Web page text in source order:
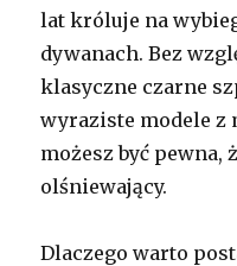
lat króluje na
dywanach. Bez
klasyczne czarne
wyraziste modele z
możesz być pewna,
olśniewający.
Dlaczego warto